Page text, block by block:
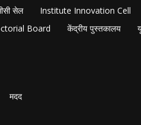
सेल Institute Innovation Cell
Board केंद्रीय पुस्तकालय
मदद